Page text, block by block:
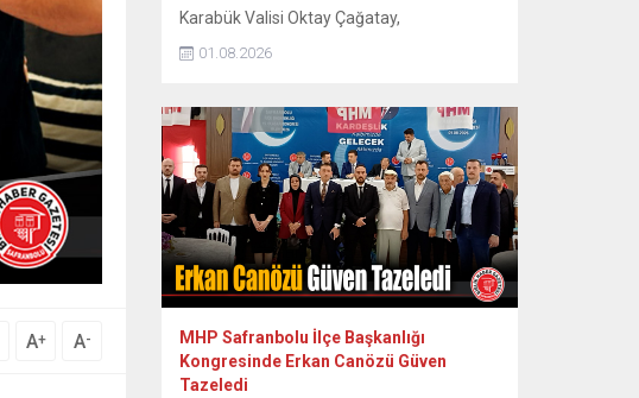
A+ A-
Karabük Valisi Oktay Çağatay,
somut olmayan kültürel mirasını kayıt
Köyleri” adlı uzun metraj belgesel filmini
izledi. Vali Oktay Çağatay, Vali Yardımcıları
Erol Özkan ve Kerem Süleyman Yüksel ile
birlikte özel gösterime katıldı. Etkinlikte
ayrıca Safranbolu Alan Başkanı Cemil
Belder, Kültürel Miras...
01.08.2026
MHP Safranbolu İlçe Başkanlığı
Kongresinde Erkan Canözü Güven
Tazeledi